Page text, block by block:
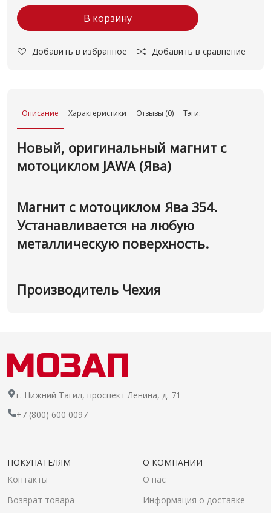
В корзину
Добавить в избранное Добавить в сравнение
Описание Характеристики Отзывы (0) Тэги:
Новый, оригинальный магнит с
мотоциклом JAWA (Ява)
Магнит с мотоциклом Ява 354.
Устанавливается на любую
металлическую поверхность.
Производитель Чехия
г. Нижний Тагил, проспект Ленина, д. 71
+7 (800) 600 0097
ПОКУПАТЕЛЯМ
Контакты
Возврат товара
О КОМПАНИИ
О нас
Информация о доставке